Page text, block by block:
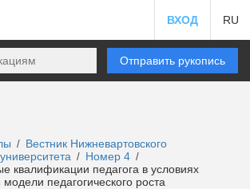
ВХОД RU
Отправить рукопись
/ Вестник Нижневартовского
/ Номер 4 /
квалификации педагога в условиях
педагогического роста